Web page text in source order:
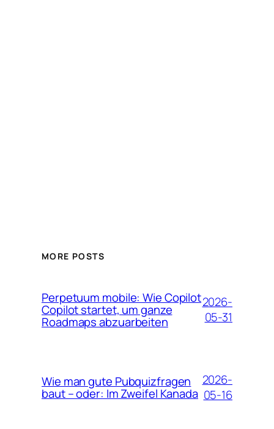
MORE POSTS
Perpetuum mobile: Wie Copilot
Copilot startet, um ganze
Roadmaps abzuarbeiten
2026-
05-31
Wie man gute Pubquizfragen
baut – oder: Im Zweifel Kanada
2026-
05-16